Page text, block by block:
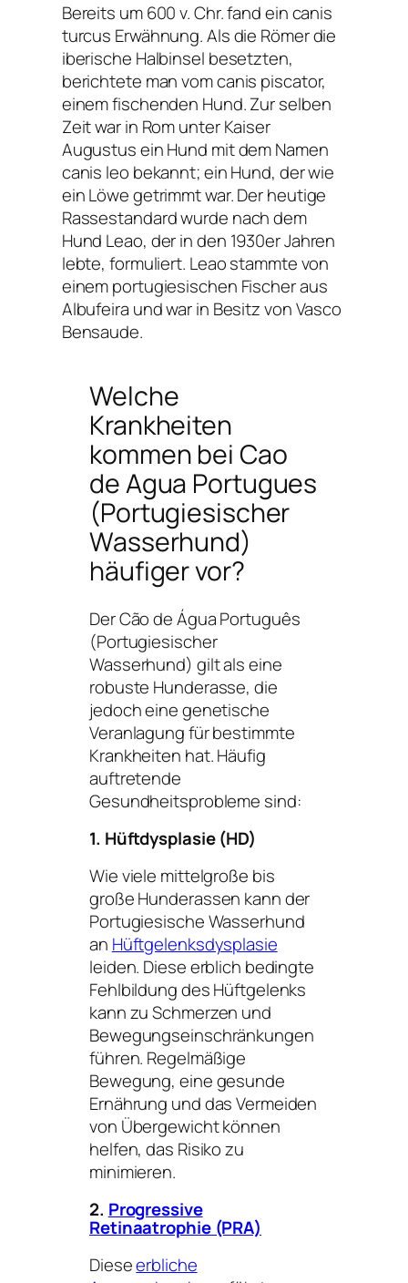
Bereits um 600 v. Chr. fand ein canis
turcus Erwähnung. Als die Römer die
iberische Halbinsel besetzten,
berichtete man vom canis piscator,
einem fischenden Hund. Zur selben
Zeit war in Rom unter Kaiser
Augustus ein Hund mit dem Namen
canis leo bekannt; ein Hund, der wie
ein Löwe getrimmt war. Der heutige
Rassestandard wurde nach dem
Hund Leao, der in den 1930er Jahren
lebte, formuliert. Leao stammte von
einem portugiesischen Fischer aus
Albufeira und war in Besitz von Vasco
Bensaude.
Welche
Krankheiten
kommen bei Cao
de Agua Portugues
(Portugiesischer
Wasserhund)
häufiger vor?
DerCão de Água Português
(Portugiesischer
Wasserhund) gilt als eine
robuste Hunderasse, die
jedoch eine genetische
Veranlagung für bestimmte
Krankheiten hat. Häufig
auftretende
Gesundheitsprobleme sind:
1. Hüftdysplasie (HD)
Wie viele mittelgroße bis
große Hunderassen kann der
Portugiesische Wasserhund
an Hüftgelenksdysplasie
leiden. Diese erblich bedingte
Fehlbildung des Hüftgelenks
kann zu Schmerzen und
Bewegungseinschränkungen
führen. Regelmäßige
Bewegung, eine gesunde
Ernährung und das Vermeiden
von Übergewicht können
helfen, das Risiko zu
minimieren.
2. Progressive
Retinaatrophie (PRA)
Dieseerbliche